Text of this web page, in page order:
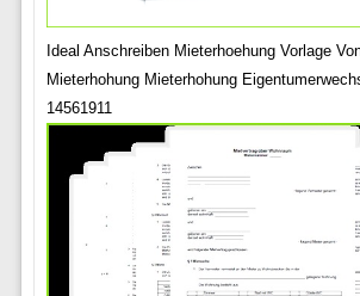
Ideal Anschreiben Mieterhoehung Vorlage
Mieterhohung Mieterhohung
14561911